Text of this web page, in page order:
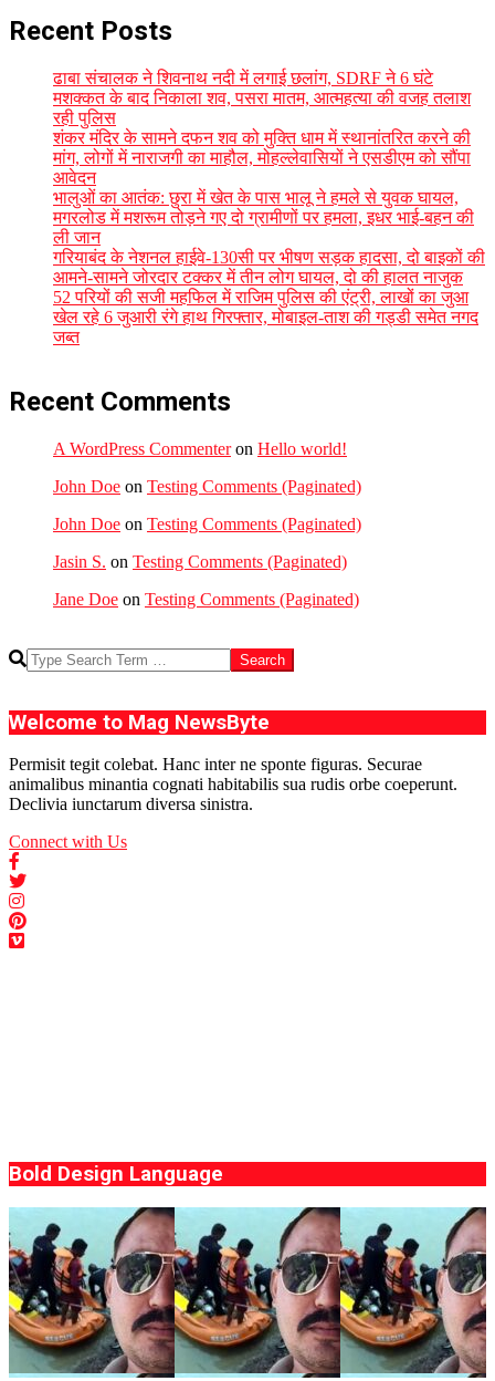
Recent Posts
ढाबा संचालक ने शिवनाथ नदी में लगाई छलांग, SDRF ने 6 घंटे
मशक्कत के बाद निकाला शव, पसरा मातम, आत्महत्या की वजह तलाश
रही पुलिस
शंकर मंदिर के सामने दफन शव को मुक्ति धाम में स्थानांतरित करने की
मांग, लोगों में नाराजगी का माहौल, मोहल्लेवासियों ने एसडीएम को सौंपा
आवेदन
भालुओं का आतंक: छुरा में खेत के पास भालू ने हमले से युवक घायल,
मगरलोड में मशरूम तोड़ने गए दो ग्रामीणों पर हमला, इधर भाई-बहन की
ली जान
गरियाबंद के नेशनल हाईवे-130सी पर भीषण सड़क हादसा, दो बाइकों की
आमने-सामने जोरदार टक्कर में तीन लोग घायल, दो की हालत नाजुक
52 परियों की सजी महफिल में राजिम पुलिस की एंट्री, लाखों का जुआ
खेल रहे 6 जुआरी रंगे हाथ गिरफ्तार, मोबाइल-ताश की गड्डी समेत नगद
जब्त
Recent Comments
A WordPress Commenteron Hello world!
John Doe on Testing Comments (Paginated)
John Doe on Testing Comments (Paginated)
Jasin S. on Testing Comments (Paginated)
Jane Doe on Testing Comments (Paginated)
Search
Welcome to Mag NewsByte
Permisit tegit colebat. Hanc inter ne sponte figuras. Securae
animalibus minantia cognati habitabilis sua rudis orbe coeperunt.
Declivia iunctarum diversa sinistra.
Connect with Us
Bold Design Language